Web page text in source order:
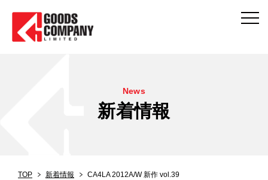
News
新着情報
TOP 新着情報 CA4LA 2012A/W 新作 vol.39